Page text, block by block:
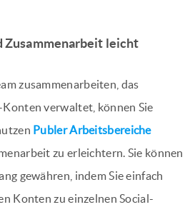
Zusammenarbeit leicht
zusammenarbeiten, das
verwaltet, können Sie
Publer Arbeitsbereiche
zu erleichtern. Sie können
gewähren, indem Sie einfach
Konten zu einzelnen Social-